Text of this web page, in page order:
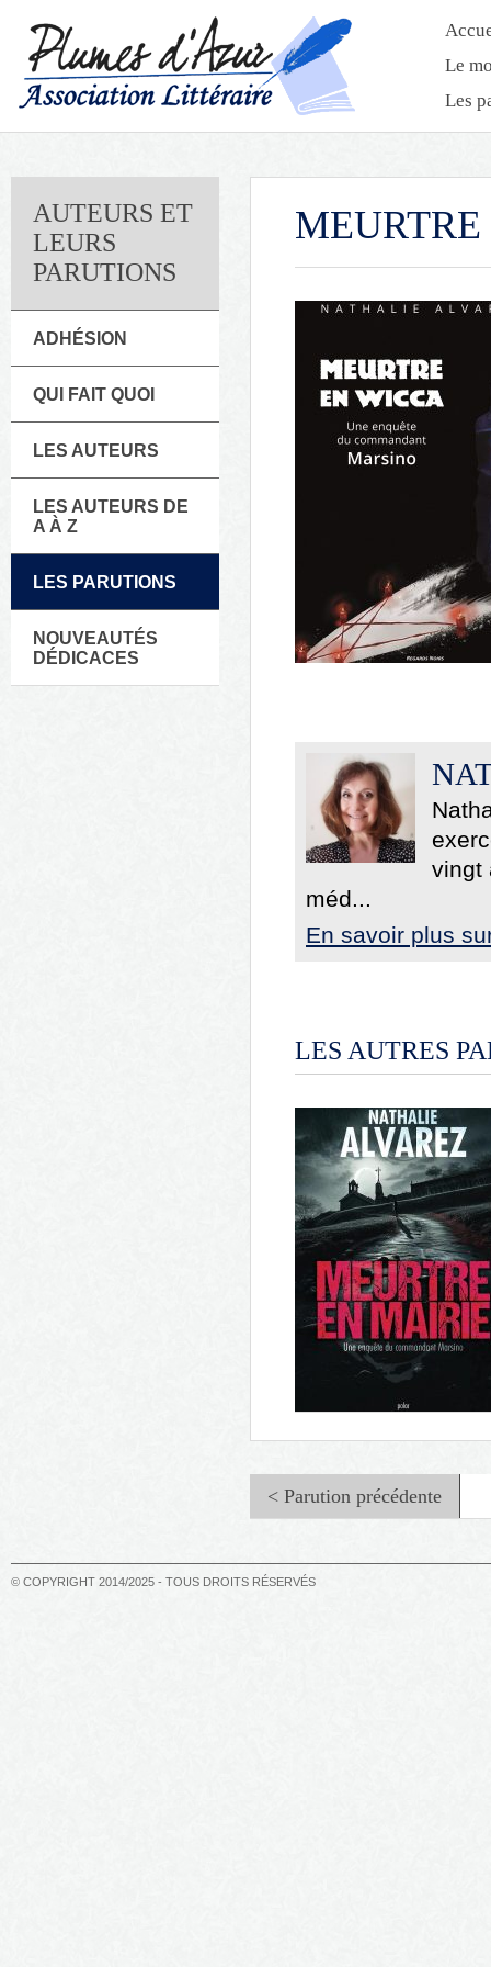
Le
Les
AUTEURS ET
LEURS
PARUTIONS
ADHÉSION
QUI FAIT QUOI
LES AUTEURS
LES AUTEURS DE
A À Z
LES PARUTIONS
NOUVEAUTÉS
DÉDICACES
vingt
méd...
En savoir plus
LES AUTRES
< Parution précédente
© COPYRIGHT 2014/2025 - TOUS DROITS RÉSERVÉS